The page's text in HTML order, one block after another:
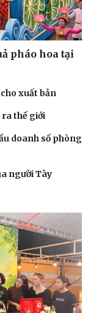
Gia đình
pháo hoa tại
xuất bản
ra thế giới
doanh số phòng
người Tày